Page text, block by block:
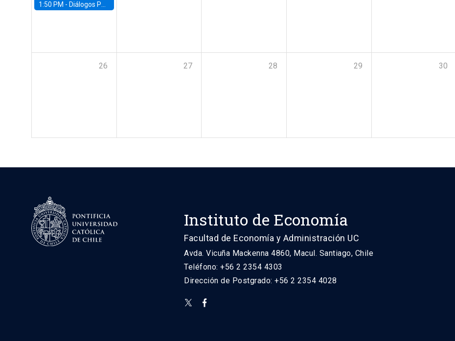
1:50 PM - Diálogos Públicos EG+ FACEA | Con Rodrigo Valdés
26 27 28 29 30
Instituto de Economía
Facultad de Economía y Administración UC
Avda. Vicuña Mackenna 4860, Macul. Santiago, Chile
Teléfono: +56 2 2354 4303
Dirección de Postgrado: +56 2 2354 4028